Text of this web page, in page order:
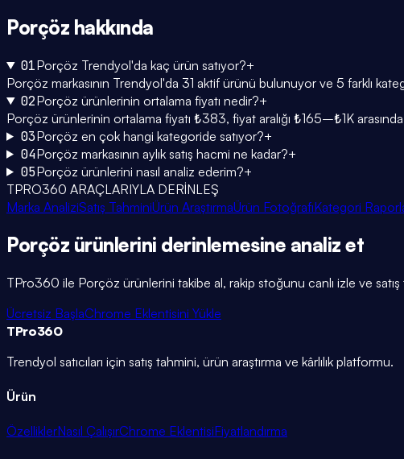
Porçöz hakkında
01Porçöz Trendyol'da kaç ürün satıyor?+
Porçöz markasının Trendyol'da 31 aktif ürünü bulunuyor ve 5 farklı
02Porçöz ürünlerinin ortalama fiyatı nedir?+
Porçöz ürünlerinin ortalama fiyatı ₺383, fiyat aralığı ₺165–₺1K
03Porçöz en çok hangi kategoride satıyor?+
04Porçöz markasının aylık satış hacmi ne kadar?+
05Porçöz ürünlerini nasıl analiz ederim?+
TPRO360 ARAÇLARIYLA DERİNLEŞ
Marka AnaliziSatış TahminiÜrün AraştırmaÜrün FotoğrafıKategori
Porçöz ürünlerini derinlemesine analiz et
TPro360 ile Porçöz ürünlerini takibe al, rakip stoğunu canlı izle ve
Ücretsiz BaşlaChrome Eklentisini Yükle
TPro360
Trendyol satıcıları için satış tahmini, ürün araştırma ve kârlılık platformu.
Ürün
ÖzelliklerNasıl ÇalışırChrome EklentisiFiyatlandırma